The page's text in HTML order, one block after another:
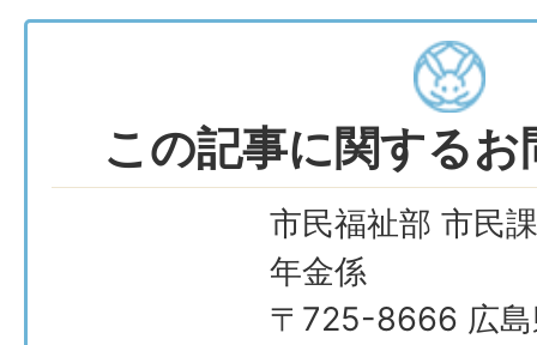
この記事に関する
市民福祉部 市民
年金係
〒725-8666 広島